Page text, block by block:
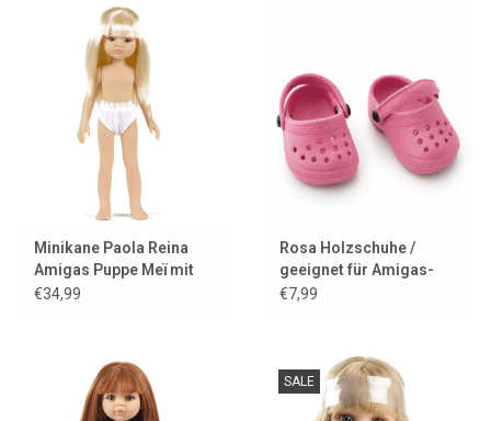
Minikane Paola Reina
Amigas Puppe Meï mit
Höschen
€34,99
Rosa Holzschuhe /
geeignet für Amigas-
Puppen
€7,99
SALE